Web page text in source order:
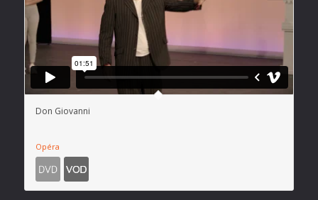
Don Giovanni
Opéra